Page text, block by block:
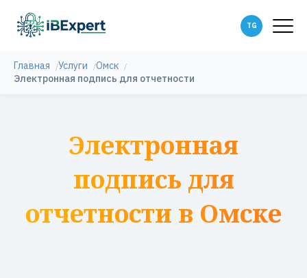
Главная Услуги
Омск
Электронная подпись для отчетности
Электронная
подпись для
отчетности в Омске